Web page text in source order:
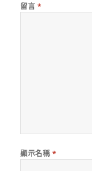
留言 *
顯示名稱 *